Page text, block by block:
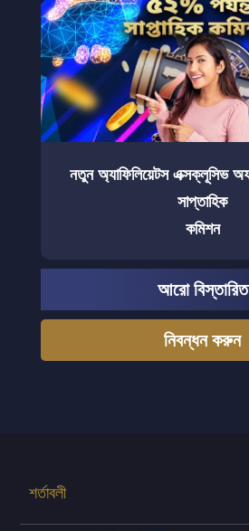
নতুন অ্যাফিলিয়েটস এক্সক্লূসিভ
সাপ্তাহিক
কমিশন
আরো বিস্তারিত
নিবন্ধন করুন
শর্তাবলী